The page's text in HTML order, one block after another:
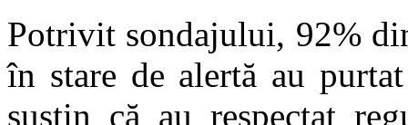
Potrivit sondajului, 92%
în stare de alertă au
susțin că au respectat